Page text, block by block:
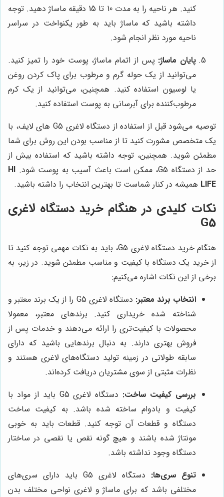
کنید. هر ناحیه را به مدت 10 تا 15 دقیقه ماساژ دهید. توجه
داشته باشید که ماساژ باید به طور یکنواخت در سراسر
ناحیه مورد نظر انجام شود.
پایان ماساژ: پس از اتمام ماساژ، پوست خود را تمیز کنید.
می‌توانید از یک حوله گرم و مرطوب برای پاک کردن روغن
یا لوسیون استفاده کنید. همچنین، می‌توانید از یک کرم
مرطوب‌کننده برای آبرسانی به پوست استفاده کنید.
توصیه می‌شود قبل از استفاده از دستگاه لاغری G5 های لایف، با
یک متخصص مشورت کنید تا از مناسب بودن این روش برای شما
مطمئن شوید. همچنین، توجه داشته باشید که استفاده بیش از
حد از دستگاه G5، ممکن است باعث آسیب به پوست شود.
HI
LIFE همیشه در کنار شماست تا بهترین انتخاب را داشته باشید.
نکات کلیدی در هنگام خرید دستگاه لاغری
G5
هنگام خرید دستگاه لاغری G5، باید به نکات مهمی توجه کنید تا
از خرید یک دستگاه با کیفیت و مناسب مطمئن شوید. در زیر، به
برخی از این نکات اشاره می‌کنیم:
انتخاب برند معتبر:
دستگاه لاغری G5 را از یک برند معتبر و
شناخته شده خریداری کنید. برندهای معتبر، معمولا
محصولات با کیفیت‌تری را ارائه می‌دهند و خدمات پس از
فروش بهتری دارند. به دنبال برندهایی باشید که دارای
سابقه طولانی در زمینه تولید دستگاه‌های لاغری هستند و
نظرات مثبتی از سوی مشتریان دریافت کرده‌اند.
بررسی کیفیت ساخت:
دستگاه لاغری G5 باید از مواد با
کیفیت و بادوام ساخته شده باشد. به کیفیت ساخت
دستگاه و قطعات آن توجه کنید. قطعات باید به خوبی
مونتاژ شده باشند و هیچ گونه نقص یا نقصی در ساختار
دستگاه وجود نداشته باشد.
تنوع سری‌ها:
دستگاه لاغری G5 باید دارای سری‌های
مختلفی باشد که برای ماساژ و لاغری نواحی مختلف بدن